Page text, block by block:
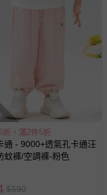
豫期權益，但此期間
未經使用的全新狀態，
等。
假日內提出），如為
愛負責處理，若非瑕疵
』中查詢該筆訂單，
有相關退貨問題，請
我們將依序為您處理
退貨，而該訂單保
折，滿2件5折
通 - 9000+透氣孔卡通汪
蚊褲/空調褲-粉色
$590